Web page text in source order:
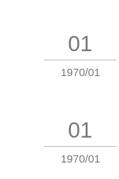
01
1970/01
01
1970/01